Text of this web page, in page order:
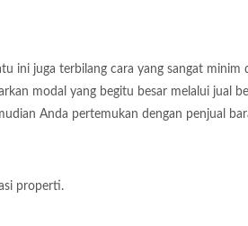
ini juga terbilang cara yang sangat minim
modal yang begitu besar melalui jual
Anda pertemukan dengan penjual
properti.